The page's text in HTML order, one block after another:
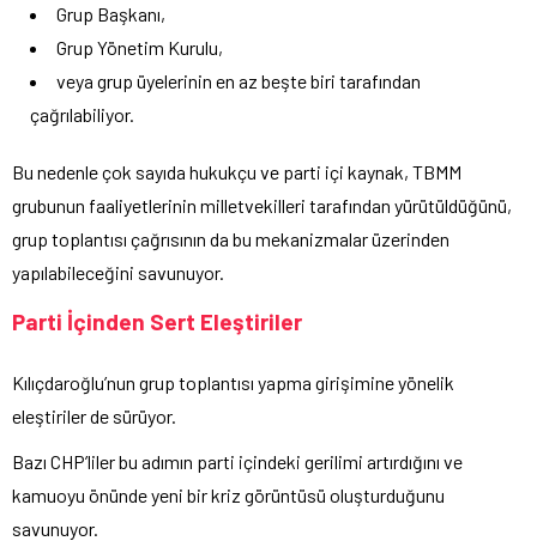
Grup Başkanı,
Grup Yönetim Kurulu,
veya grup üyelerinin en az beşte biri tarafından
çağrılabiliyor.
Bu nedenle çok sayıda hukukçu ve parti içi kaynak, TBMM
grubunun faaliyetlerinin milletvekilleri tarafından yürütüldüğünü,
grup toplantısı çağrısının da bu mekanizmalar üzerinden
yapılabileceğini savunuyor.
Parti İçinden Sert Eleştiriler
Kılıçdaroğlu’nun grup toplantısı yapma girişimine yönelik
eleştiriler de sürüyor.
Bazı CHP’liler bu adımın parti içindeki gerilimi artırdığını ve
kamuoyu önünde yeni bir kriz görüntüsü oluşturduğunu
savunuyor.